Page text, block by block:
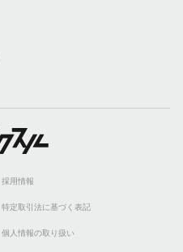
採用情報
特定取引法に基づく表記
個人情報の取り扱い